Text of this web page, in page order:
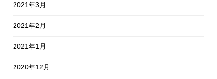
2021年3月
2021年2月
2021年1月
2020年12月